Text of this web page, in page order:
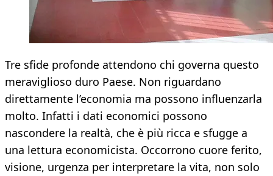
Tre sfide profonde attendono chi governa questo
meraviglioso duro Paese. Non riguardano
direttamente l’economia ma possono influenzarla
molto. Infatti i dati economici possono
nascondere la realtà, che è più ricca e sfugge a
una lettura economicista. Occorrono cuore ferito,
visione, urgenza per interpretare la vita, non solo